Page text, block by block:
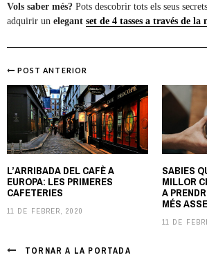
Vols saber més? Pots descobrir tots els seus
adquirir un elegant set de 4 tasses a través de
Post
navigation
SABIES
MILLOR
A
MÉS
11 DE
POST ANTERIOR
L’ARRIBADA DEL CAFÈ A
EUROPA: LES PRIMERES
CAFETERIES
11 DE FEBRER, 2020
TORNAR A LA PORTADA